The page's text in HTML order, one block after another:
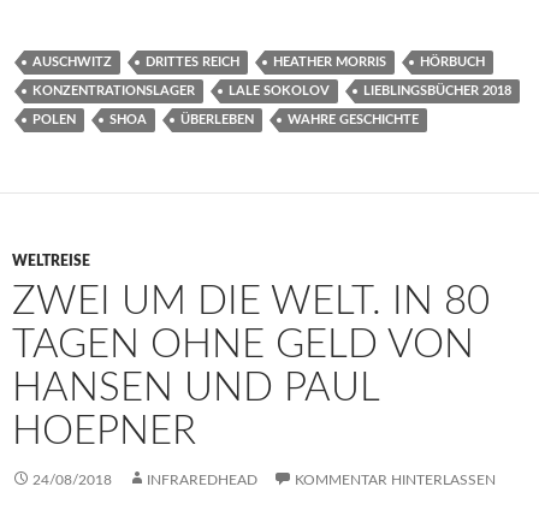
AUSCHWITZ DRITTES REICH HEATHER MORRIS HÖRBUCH
KONZENTRATIONSLAGER LALE SOKOLOV LIEBLINGSBÜCHER 2018
POLEN SHOA ÜBERLEBEN WAHRE GESCHICHTE
WELTREISE
ZWEI UM DIE WELT. IN 80
TAGEN OHNE GELD VON
HANSEN UND PAUL
HOEPNER
24/08/2018 INFRAREDHEAD KOMMENTAR HINTERLASSEN